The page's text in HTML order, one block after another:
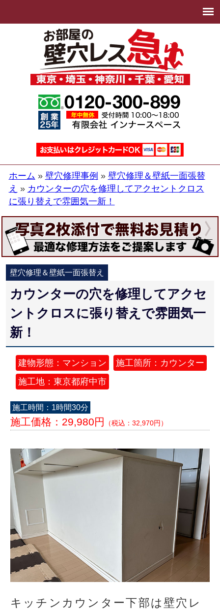
ホーム 壁穴修理事例
壁穴修理＆壁紙一面張替
え
カウンターの穴を修理してアクセントクロス
に張り替えで雰囲気一新！
壁穴修理＆壁紙一面張替え
カウンターの穴を修理してアクセ
ントクロスに張り替えで雰囲気一
新！
建物形態：マンション
施工箇所：カウンター
施工地：東京都府中市
施工時間：1時間30分
施工価格：29,980円 （税込：32,970円）
キッチンカウンター下部は壁穴レ